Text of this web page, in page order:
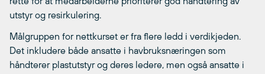
utstyr og resirkulering.
Målgruppen for nettkurset er fra flere ledd i verdikjeden.
Det inkludere både ansatte i havbruksnæringen som
håndterer plastutstyr og deres ledere, men også ansatte i